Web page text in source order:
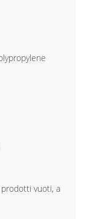
vuoti, a